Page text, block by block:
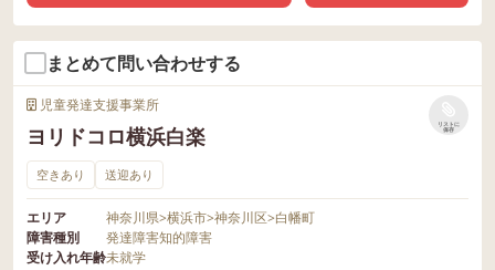
まとめて問い合わせする
児童発達支援事業所
ヨリドコロ横浜白楽
リストに
保存
空きあり 送迎あり
エリア 神奈川県>横浜市>神奈川区>白幡町
障害種別
発達障害知的障害
受け入れ年齢未就学